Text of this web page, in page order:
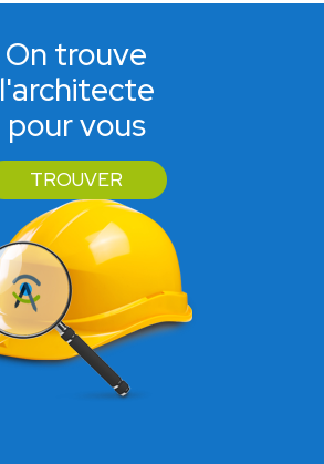
On trouve
l'architecte
pour vous
TROUVER